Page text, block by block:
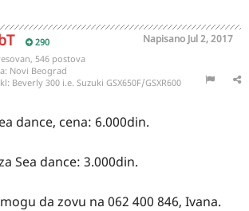
290 Napisano Jul 2, 2017
546 postova
Novi Beograd
Beverly 300 i.e. Suzuki GSX650F/GSXR600
dance, cena: 6.000din.
Sea dance: 3.000din.
da zovu na 062 400 846, Ivana.